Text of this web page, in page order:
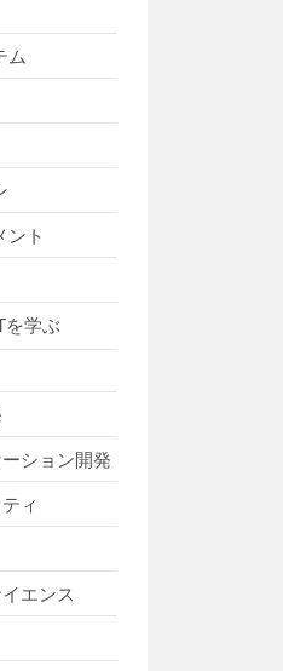
ム
ント
を学ぶ
ション開発
ィ
エンス